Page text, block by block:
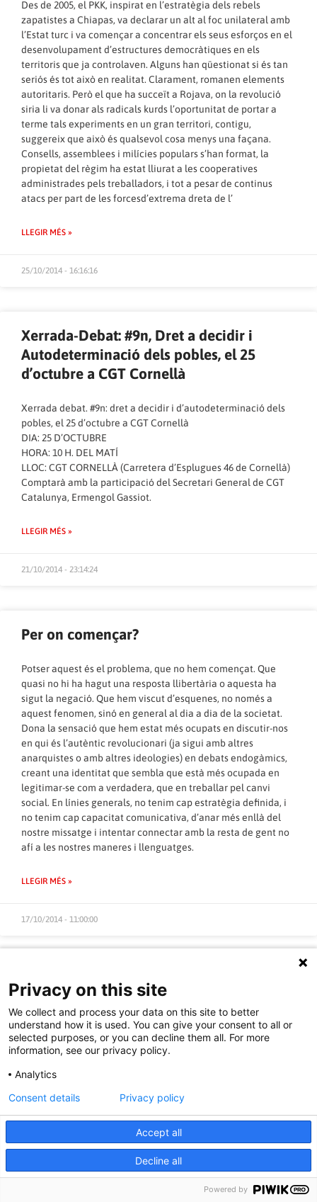
Des de 2005, el PKK, inspirat en l’estratègia dels rebels
zapatistes a Chiapas, va declarar un alt al foc unilateral amb
l’Estat turc i va començar a concentrar els seus esforços en el
desenvolupament d’estructures democràtiques en els
territoris que ja controlaven. Alguns han qüestionat si és tan
seriós és tot això en realitat. Clarament, romanen elements
autoritaris. Però el que ha succeït a Rojava, on la revolució
siria li va donar als radicals kurds l’oportunitat de portar a
terme tals experiments en un gran territori, contigu,
suggereix que això és qualsevol cosa menys una façana.
Consells, assemblees i milícies populars s’han format, la
propietat del règim ha estat lliurat a les cooperatives
administrades pels treballadors, i tot a pesar de continus
atacs per part de les forcesd’extrema dreta de l’
LLEGIR MÉS »
25/10/2014 - 16:16:16
Xerrada-Debat: #9n, Dret a decidir i
Autodeterminació dels pobles, el 25
d’octubre a CGT Cornellà
Xerrada debat. #9n: dret a decidir i d’autodeterminació dels
pobles, el 25 d’octubre a CGT Cornellà
DIA: 25 D’OCTUBRE
HORA: 10 H. DEL MATÍ
LLOC: CGT CORNELLÀ (Carretera d’Esplugues 46 de Cornellà)
Comptarà amb la participació del Secretari General de CGT
Catalunya, Ermengol Gassiot.
LLEGIR MÉS »
21/10/2014 - 23:14:24
Per on començar?
Potser aquest és el problema, que no hem començat. Que
quasi no hi ha hagut una resposta llibertària o aquesta ha
sigut la negació. Que hem viscut d’esquenes, no només a
aquest fenomen, sinó en general al dia a dia de la societat.
Dona la sensació que hem estat més ocupats en discutir-nos
en qui és l’autèntic revolucionari (ja sigui amb altres
anarquistes o amb altres ideologies) en debats endogàmics,
creant una identitat que sembla que està més ocupada en
legitimar-se com a verdadera, que en treballar pel canvi
social. En línies generals, no tenim cap estratègia definida, i
no tenim cap capacitat comunicativa, d’anar més enllà del
nostre missatge i intentar connectar amb la resta de gent no
afí a les nostres maneres i llenguatges.
LLEGIR MÉS »
17/10/2014 - 11:00:00
Posicionament de l’Assemblea Llibertària
de la UAB davant el context polític actual
a Catalunya.
Vivim en un moment històric on el poble català està
demostrant la seva voluntat per decidir el seu futur més
consciència política. Veiem que des de les institucions es vol
monopolitzar com a campanya política el desig del poble i la
trajectòria que està prenent el procés sobiranista. Trobem
necessari com a llibertàries no demorar més el nostre
posicionament i abandonar els discursos simplistes i ambigus
que fins al moment han marcat les nostres postures enversla
Privacy on this site
We collect and process your data on this site to better
understand how it is used. You can give your consent to all or
selected purposes, or you can decline them all. For more
information, see our privacy policy.
Analytics
Accept all
Decline all
Consent details Privacy policy
Powered by